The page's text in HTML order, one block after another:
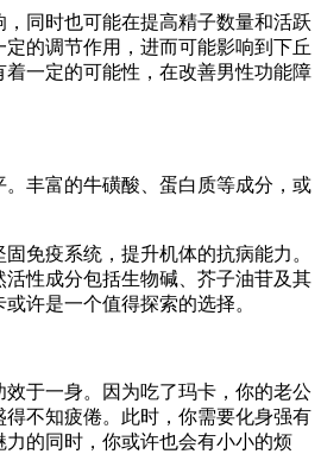
同时也可能在提高精子数量和活跃
的调节作用，进而可能影响到下丘
一定的可能性，在改善男性功能障
丰富的牛磺酸、蛋白质等成分，或
免疫系统，提升机体的抗病能力。
性成分包括生物碱、芥子油苷及其
许是一个值得探索的选择。
于一身。因为吃了玛卡，你的老公
不知疲倦。此时，你需要化身强有
的同时，你或许也会有小小的烦